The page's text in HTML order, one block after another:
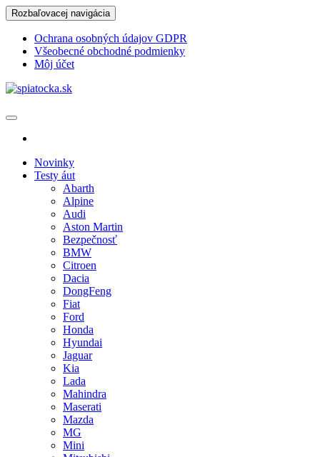
Skip
to
content
Rozbaľovacej navigácia
Ochrana osobných údajov GDPR
Všeobecné obchodné podmienky
Môj účet
Novinky
Testy áut
Abarth
Alpine
Audi
Aston Martin
Bezpečnosť
BMW
Citroen
Dacia
DongFeng
Fiat
Ford
Honda
Hyundai
Jaguar
Kia
Lada
Mahindra
Maserati
Mazda
MG
Mini